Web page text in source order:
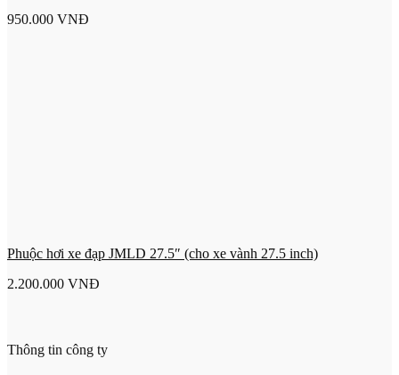
950.000 VNĐ
Phuộc hơi xe đạp JMLD 27.5″ (cho xe vành 27.5 inch)
2.200.000 VNĐ
Thông tin công ty